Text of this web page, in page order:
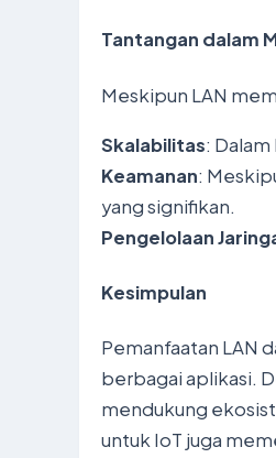
Tantangan dalam
Meskipun LAN
Skalabilitas:
Keamanan:
yang signifikan.
Pengelolaan
Kesimpulan
Pemanfaatan LAN
berbagai aplikasi.
mendukung
untuk IoT juga